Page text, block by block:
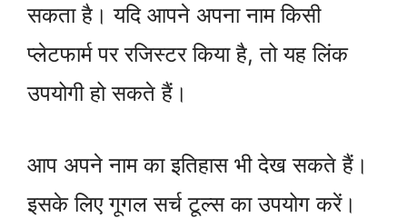
सकता है। यदि आपने अपना नाम किसी
प्लेटफार्म पर रजिस्टर किया है, तो यह लिंक
उपयोगी हो सकते हैं।
आप अपने नाम का इतिहास भी देख सकते हैं।
इसके लिए गूगल सर्च टूल्स का उपयोग करें।